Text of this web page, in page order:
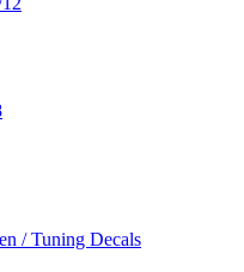
/ Tuning Decals